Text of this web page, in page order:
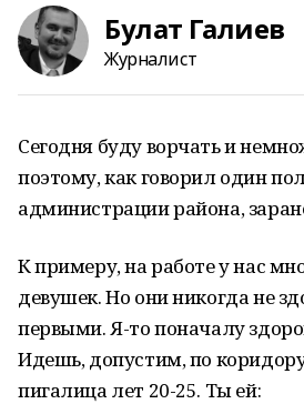
Булат Галиев
Журналист
Сегодня буду ворчать и
поэтому, как говорил один
администрации района,
К примеру, на работе у нас
девушек. Но они никогда не
первыми. Я-то поначалу
Идешь, допустим, по
пигалица лет 20-25. Ты ей: